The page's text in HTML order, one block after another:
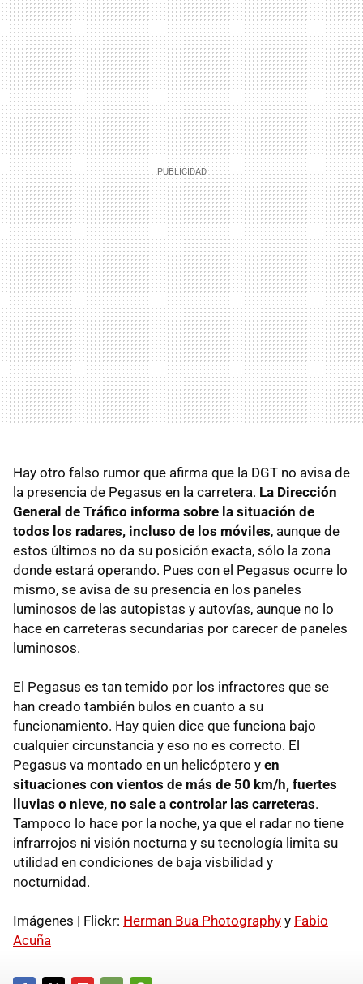
Hay otro falso rumor que afirma que la DGT no avisa de
la presencia de Pegasus en la carretera. La Dirección
General de Tráfico informa sobre la situación de
todos los radares, incluso de los móviles, aunque de
estos últimos no da su posición exacta, sólo la zona
donde estará operando. Pues con el Pegasus ocurre lo
mismo, se avisa de su presencia en los paneles
luminosos de las autopistas y autovías, aunque no lo
hace en carreteras secundarias por carecer de paneles
luminosos.
El Pegasus es tan temido por los infractores que se
han creado también bulos en cuanto a su
funcionamiento. Hay quien dice que funciona bajo
cualquier circunstancia y eso no es correcto. El
Pegasus va montado en un helicóptero y en
situaciones con vientos de más de 50 km/h, fuertes
lluvias o nieve, no sale a controlar las carreteras.
Tampoco lo hace por la noche, ya que el radar no tiene
infrarrojos ni visión nocturna y su tecnología limita su
utilidad en condiciones de baja visbilidad y
nocturnidad.
Imágenes | Flickr: Herman Bua Photography y Fabio
Acuña